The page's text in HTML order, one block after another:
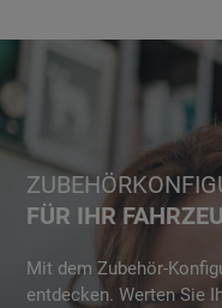
FÜR IHR
Mit dem Zubehör-
entdecken. Werten Sie